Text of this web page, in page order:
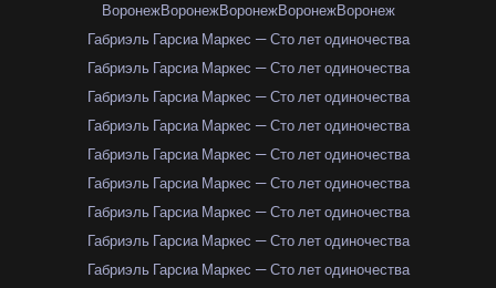
ВоронежВоронежВоронежВоронежВоронеж
Габриэль Гарсиа Маркес — Сто лет одиночества
Габриэль Гарсиа Маркес — Сто лет одиночества
Габриэль Гарсиа Маркес — Сто лет одиночества
Габриэль Гарсиа Маркес — Сто лет одиночества
Габриэль Гарсиа Маркес — Сто лет одиночества
Габриэль Гарсиа Маркес — Сто лет одиночества
Габриэль Гарсиа Маркес — Сто лет одиночества
Габриэль Гарсиа Маркес — Сто лет одиночества
Габриэль Гарсиа Маркес — Сто лет одиночества